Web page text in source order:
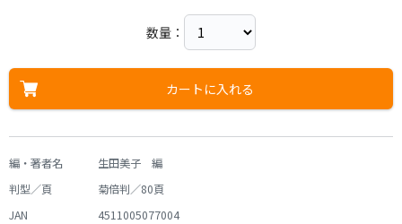
数量：
カートに入れる
編・著者名
生田美子 編
判型／頁
菊倍判／80頁
JAN
4511005077004